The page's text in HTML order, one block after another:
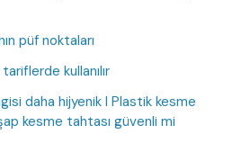
püf noktaları
kullanılır
daha hijyenik I Plastik kesme
kesme tahtası güvenli mi